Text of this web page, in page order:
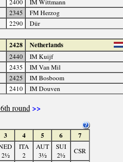
2400
IM Wittmann
2345
FM Herzog
2290 Dür
2428 Netherlands
2440
IM Kuijf
2435
IM Van Mil
2425
IM Bosboom
2410 IM Douven
round >>
3 4 5 6 7
2½
ITA
2
AUT
3½
SUI
2½
CSR